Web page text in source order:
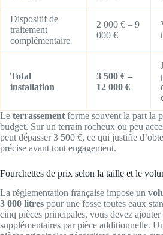
Dispositif de
traitement
complémentaire
2 000 € – 9
000 €
Total
installation
3 500 € –
12 000 €
Le terrassement forme souvent la part la
budget. Sur un terrain rocheux ou peu
peut dépasser 3 500 €, ce qui justifie
précise avant tout engagement.
Fourchettes de prix selon la taille et le
La réglementation française impose un
3 000 litres pour une fosse toutes eaux
cinq pièces principales, vous devez
supplémentaires par pièce additionnelle.